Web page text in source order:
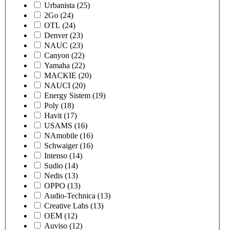
Urbanista (25)
2Go (24)
OTL (24)
Denver (23)
NAUC (23)
Canyon (22)
Yamaha (22)
MACKIE (20)
NAUCI (20)
Energy Sistem (19)
Poly (18)
Havit (17)
USAMS (16)
NAmobile (16)
Schwaiger (16)
Intenso (14)
Sudio (14)
Nedis (13)
OPPO (13)
Audio-Technica (13)
Creative Labs (13)
OEM (12)
Auviso (12)